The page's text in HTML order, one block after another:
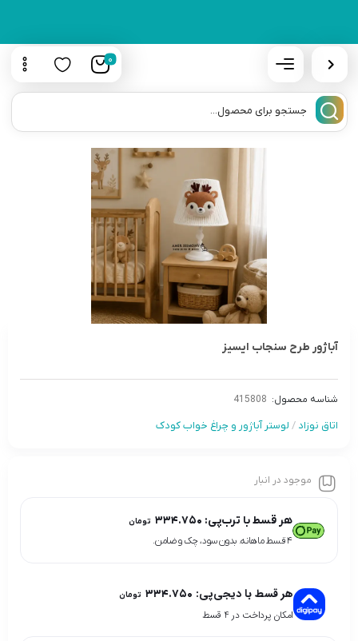
0
آباژور طرح سنجاب ایسیز
شناسه محصول: 415808
اتاق نوزاد / لوستر آباژور و چراغ خواب کودک
موجود در انبار
هر قسط با ترب‌پی: ۳۳۴.۷۵۰ تومان
۴ قسط ماهانه. بدون سود، چک و ضامن.
هر قسط با دیجی‌پی: ۳۳۴.۷۵۰ تومان
امکان پرداخت در 4 قسط